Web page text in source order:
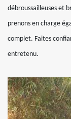
débroussailleuses et
prenons en charge
complet. Faites
entretenu.